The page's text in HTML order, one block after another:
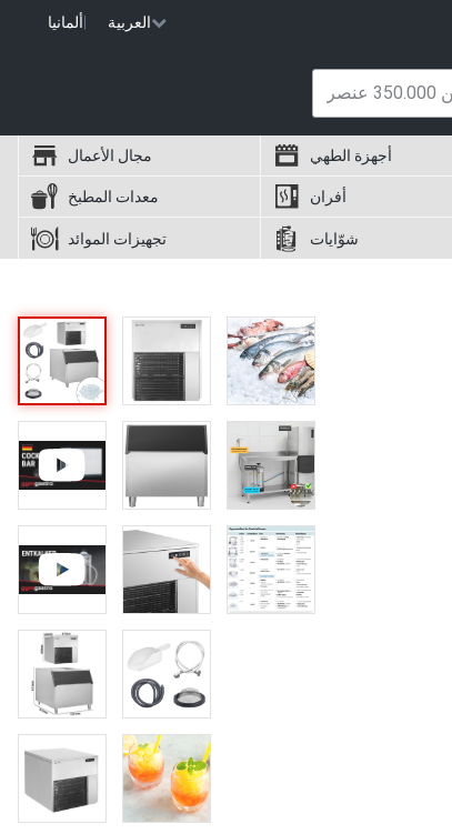
ألمانيا العربية
مجال الأعمال أجهزة الطهي
معدات المطبخ أفران
تجهيزات الموائد شوّايات